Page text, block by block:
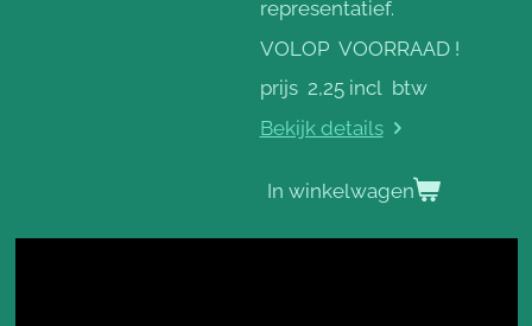
representatief.
VOLOP VOORRAAD !
prijs 2,25 incl btw
Bekijk details
In winkelwagen